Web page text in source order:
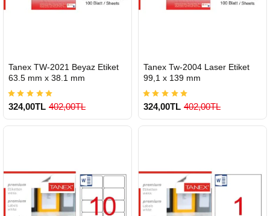
GÖNDERİ
Tanex TW-2021 Beyaz Etiket
63.5 mm x 38.1 mm
324,00TL 402,00TL
GÖNDERİ
Tanex Tw-2004 Laser Etiket
99,1 x 139 mm
324,00TL 402,00TL